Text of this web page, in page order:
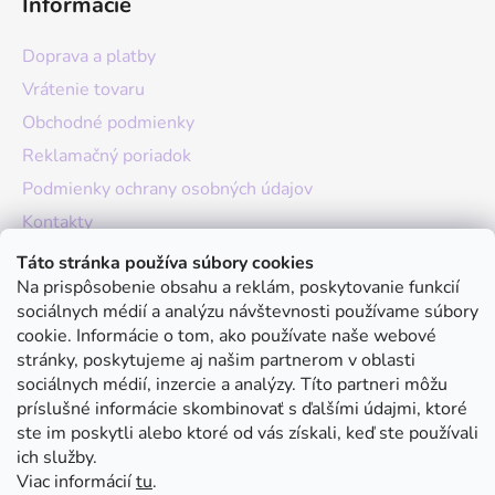
Táto stránka používa súbory cookies
Na prispôsobenie obsahu a reklám, poskytovanie funkcií
sociálnych médií a analýzu návštevnosti používame súbory
cookie. Informácie o tom, ako používate naše webové
stránky, poskytujeme aj našim partnerom v oblasti
sociálnych médií, inzercie a analýzy. Títo partneri môžu
príslušné informácie skombinovať s ďalšími údajmi, ktoré
ste im poskytli alebo ktoré od vás získali, keď ste používali
ich služby.
Viac informáciítu.
Doprava a platby
Vrátenie tovaru
Obchodné podmienky
Reklamačný poriadok
Podmienky ochrany osobných údajov
Kontakty
O nás
Hodnotenie obchodu
Moja objednávka
Instagram